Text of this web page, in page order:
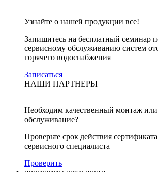
Узнайте о нашей продукции все!
Запишитесь на бесплатный семинар
сервисному обслуживанию систем
горячего водоснабжения
Записаться
НАШИ ПАРТНЕРЫ
Необходим качественный монтаж или
обслуживание?
Проверьте срок действия
сервисного специалиста
Проверить